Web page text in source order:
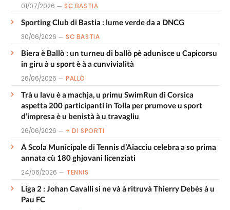
01/07/2026 SC BASTIA
Sporting Club di Bastia : lume verde da a DNCG
30/06/2026 SC BASTIA
Biera è Ballò : un turneu di ballò pè adunisce u Capicorsu
in giru à u sport è à a cunvivialità
26/06/2026 PALLÒ
Trà u lavu è a machja, u primu SwimRun di Corsica
aspetta 200 participanti in Tolla per prumove u sport
d’impresa è u benistà à u travagliu
26/06/2026 + DI SPORTI
A Scola Municipale di Tennis d’Aiacciu celebra a so prima
annata cù 180 ghjovani licenziati
24/06/2026 TENNIS
Liga 2 : Johan Cavalli si ne và à ritruvà Thierry Debès à u
Pau FC